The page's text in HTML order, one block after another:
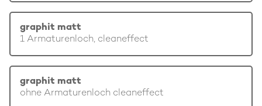
graphit matt
1 Armaturenloch, cleaneffect
graphit matt
ohne Armaturenloch cleaneffect